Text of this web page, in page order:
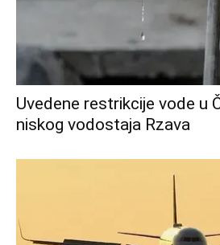
Uvedene restrikcije vode u
niskog vodostaja Rzava